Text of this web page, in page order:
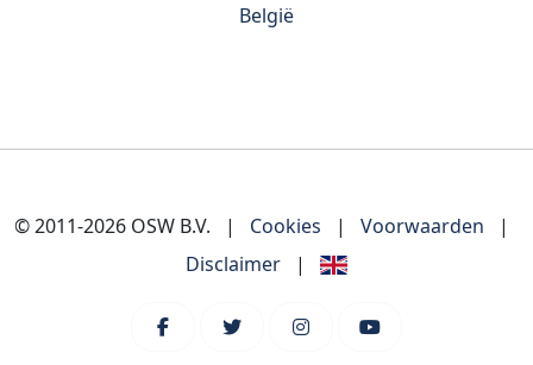
België
© 2011-2026 OSW B.V. | Cookies | Voorwaarden
|
Disclaimer
|